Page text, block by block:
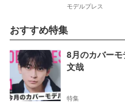
モデルプレス
おすすめ特集
8月のカバー
文哉
特集